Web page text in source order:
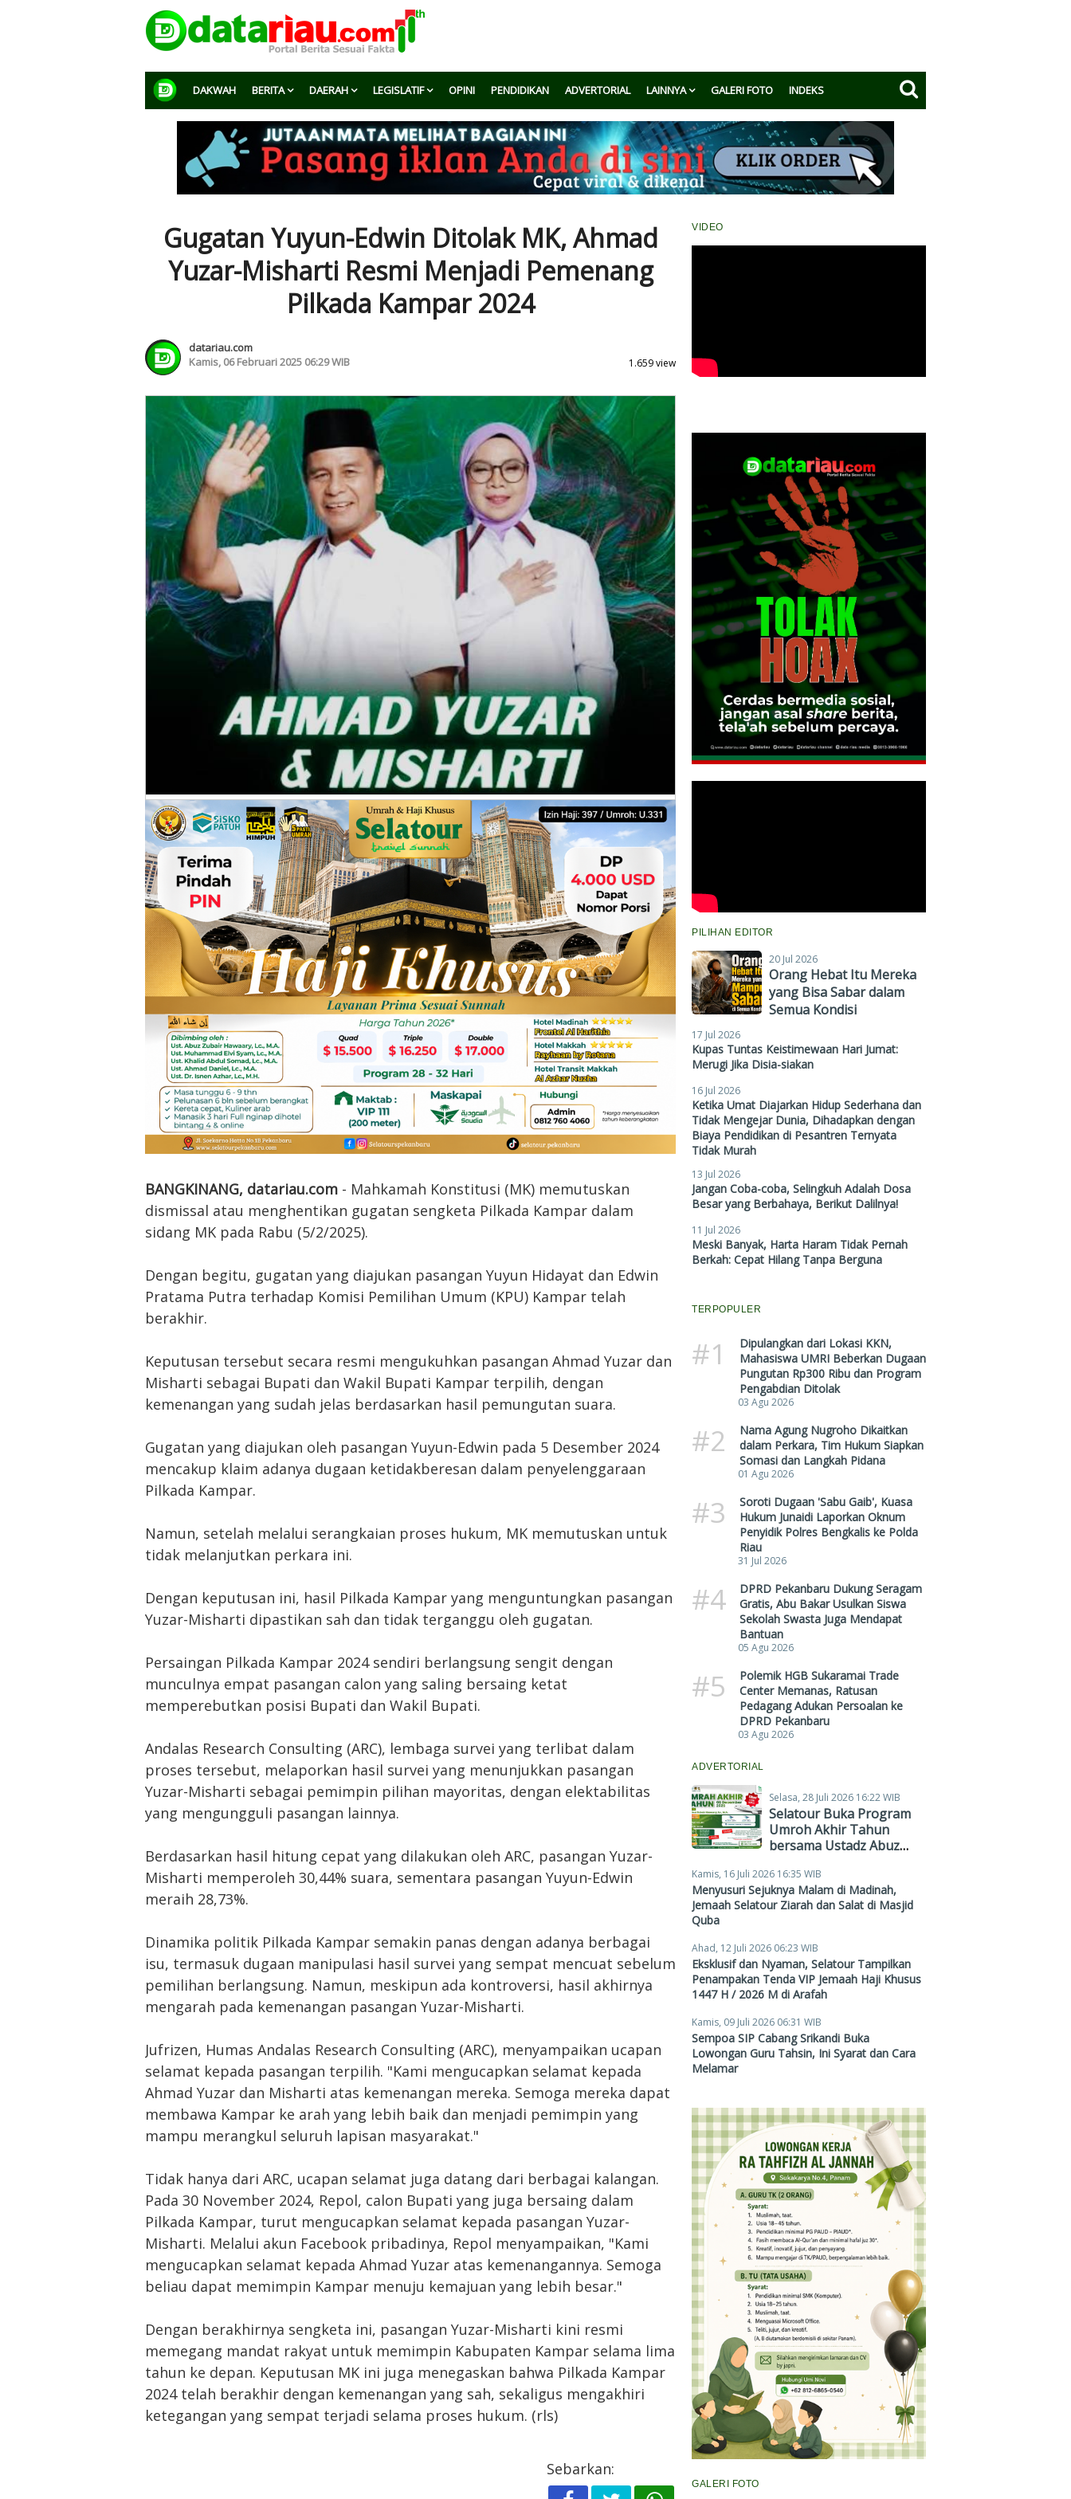
DAKWAH BERITA DAERAH LEGISLATIF OPINI PENDIDIKAN ADVERTORIAL LAINNYA GALERI FOTO INDEKS
Gugatan Yuyun-Edwin Ditolak MK, Ahmad
Yuzar-Misharti Resmi Menjadi Pemenang
Pilkada Kampar 2024
datariau.com
Kamis, 06 Februari 2025 06:29 WIB
1.659 view
BANGKINANG, datariau.com - Mahkamah Konstitusi (MK) memutuskan
dismissal atau menghentikan gugatan sengketa Pilkada Kampar dalam
sidang MK pada Rabu (5/2/2025).
Dengan begitu, gugatan yang diajukan pasangan Yuyun Hidayat dan Edwin
Pratama Putra terhadap Komisi Pemilihan Umum (KPU) Kampar telah
berakhir.
Keputusan tersebut secara resmi mengukuhkan pasangan Ahmad Yuzar dan
Misharti sebagai Bupati dan Wakil Bupati Kampar terpilih, dengan
kemenangan yang sudah jelas berdasarkan hasil pemungutan suara.
Gugatan yang diajukan oleh pasangan Yuyun-Edwin pada 5 Desember 2024
mencakup klaim adanya dugaan ketidakberesan dalam penyelenggaraan
Pilkada Kampar.
Namun, setelah melalui serangkaian proses hukum, MK memutuskan untuk
tidak melanjutkan perkara ini.
Dengan keputusan ini, hasil Pilkada Kampar yang menguntungkan pasangan
Yuzar-Misharti dipastikan sah dan tidak terganggu oleh gugatan.
Persaingan Pilkada Kampar 2024 sendiri berlangsung sengit dengan
munculnya empat pasangan calon yang saling bersaing ketat
memperebutkan posisi Bupati dan Wakil Bupati.
Andalas Research Consulting (ARC), lembaga survei yang terlibat dalam
proses tersebut, melaporkan hasil survei yang menunjukkan pasangan
Yuzar-Misharti sebagai pemimpin pilihan mayoritas, dengan elektabilitas
yang mengungguli pasangan lainnya.
Berdasarkan hasil hitung cepat yang dilakukan oleh ARC, pasangan Yuzar-
Misharti memperoleh 30,44% suara, sementara pasangan Yuyun-Edwin
meraih 28,73%.
Dinamika politik Pilkada Kampar semakin panas dengan adanya berbagai
isu, termasuk dugaan manipulasi hasil survei yang sempat mencuat sebelum
pemilihan berlangsung. Namun, meskipun ada kontroversi, hasil akhirnya
mengarah pada kemenangan pasangan Yuzar-Misharti.
Jufrizen, Humas Andalas Research Consulting (ARC), menyampaikan ucapan
selamat kepada pasangan terpilih. "Kami mengucapkan selamat kepada
Ahmad Yuzar dan Misharti atas kemenangan mereka. Semoga mereka dapat
membawa Kampar ke arah yang lebih baik dan menjadi pemimpin yang
mampu merangkul seluruh lapisan masyarakat."
Tidak hanya dari ARC, ucapan selamat juga datang dari berbagai kalangan.
Pada 30 November 2024, Repol, calon Bupati yang juga bersaing dalam
Pilkada Kampar, turut mengucapkan selamat kepada pasangan Yuzar-
Misharti. Melalui akun Facebook pribadinya, Repol menyampaikan, "Kami
mengucapkan selamat kepada Ahmad Yuzar atas kemenangannya. Semoga
beliau dapat memimpin Kampar menuju kemajuan yang lebih besar."
Dengan berakhirnya sengketa ini, pasangan Yuzar-Misharti kini resmi
memegang mandat rakyat untuk memimpin Kabupaten Kampar selama lima
tahun ke depan. Keputusan MK ini juga menegaskan bahwa Pilkada Kampar
2024 telah berakhir dengan kemenangan yang sah, sekaligus mengakhiri
ketegangan yang sempat terjadi selama proses hukum. (rls)
Sebarkan:
VIDEO
PILIHAN EDITOR
20 Jul 2026
Orang Hebat Itu Mereka
yang Bisa Sabar dalam
Semua Kondisi
17 Jul 2026
Kupas Tuntas Keistimewaan Hari Jumat:
Merugi Jika Disia-siakan
16 Jul 2026
Ketika Umat Diajarkan Hidup Sederhana dan
Tidak Mengejar Dunia, Dihadapkan dengan
Biaya Pendidikan di Pesantren Ternyata
Tidak Murah
13 Jul 2026
Jangan Coba-coba, Selingkuh Adalah Dosa
Besar yang Berbahaya, Berikut Dalilnya!
11 Jul 2026
Meski Banyak, Harta Haram Tidak Pernah
Berkah: Cepat Hilang Tanpa Berguna
TERPOPULER
#1
Dipulangkan dari Lokasi KKN,
Mahasiswa UMRI Beberkan Dugaan
Pungutan Rp300 Ribu dan Program
Pengabdian Ditolak
03 Agu 2026
#2
Nama Agung Nugroho Dikaitkan
dalam Perkara, Tim Hukum Siapkan
Somasi dan Langkah Pidana
01 Agu 2026
#3
Soroti Dugaan 'Sabu Gaib', Kuasa
Hukum Junaidi Laporkan Oknum
Penyidik Polres Bengkalis ke Polda
Riau
31 Jul 2026
#4
DPRD Pekanbaru Dukung Seragam
Gratis, Abu Bakar Usulkan Siswa
Sekolah Swasta Juga Mendapat
Bantuan
05 Agu 2026
#5
Polemik HGB Sukaramai Trade
Center Memanas, Ratusan
Pedagang Adukan Persoalan ke
DPRD Pekanbaru
03 Agu 2026
ADVERTORIAL
Selasa, 28 Juli 2026 16:22 WIB
Selatour Buka Program
Umroh Akhir Tahun
bersama Ustadz Abuz
Mulai Rp38,4 Juta
Kamis, 16 Juli 2026 16:35 WIB
Menyusuri Sejuknya Malam di Madinah,
Jemaah Selatour Ziarah dan Salat di Masjid
Quba
Ahad, 12 Juli 2026 06:23 WIB
Eksklusif dan Nyaman, Selatour Tampilkan
Penampakan Tenda VIP Jemaah Haji Khusus
1447 H / 2026 M di Arafah
Kamis, 09 Juli 2026 06:31 WIB
Sempoa SIP Cabang Srikandi Buka
Lowongan Guru Tahsin, Ini Syarat dan Cara
Melamar
GALERI FOTO